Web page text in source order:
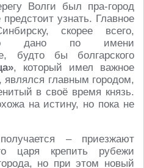
Волги был пра-город
узнать. Главное
скорее всего,
дано по имени
будто бы болгарского
, который имел важное
являлся главным городом,
в своё время князь.
на истину, но пока не
– приезжают
царя крепить рубежи
но при этом новый